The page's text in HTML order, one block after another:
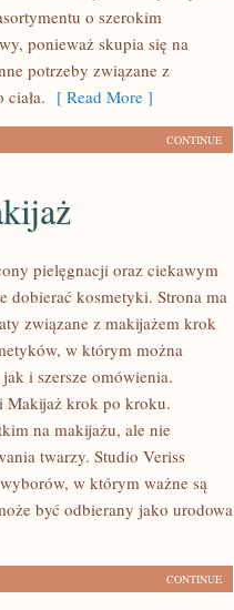
o szerokim
ponieważ skupia się na
potrzeby związane z
ciała. [ Read More ]
CONTINUE
pielęgnacji oraz ciekawym
dobierać kosmetyki. Strona ma
związane z makijażem krok
w którym można
i szersze omówienia.
Makijaż krok po kroku.
na makijażu, ale nie
twarzy. Studio Veriss
w którym ważne są
być odbierany jako urodowa
CONTINUE